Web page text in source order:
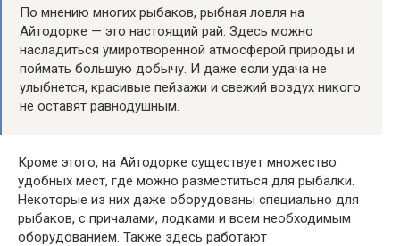
По мнению многих рыбаков, рыбная ловля на
Айтодорке — это настоящий рай. Здесь можно
насладиться умиротворенной атмосферой природы и
поймать большую добычу. И даже если удача не
улыбнется, красивые пейзажи и свежий воздух никого
не оставят равнодушным.
Кроме этого, на Айтодорке существует множество
удобных мест, где можно разместиться для рыбалки.
Некоторые из них даже оборудованы специально для
рыбаков, с причалами, лодками и всем необходимым
оборудованием. Также здесь работают